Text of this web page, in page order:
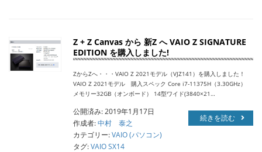
Z + Z Canvas から 新Z へ VAIO Z SIGNATURE
EDITION を購入しました!
ZからZへ・・・VAIO Z 2021モデル（VJZ141）を購入しました！
VAIO Z 2021モデル 購入スペック Core i7-11375H（3.30GHz）
メモリー32GB（オンボード） 14型ワイド(3840×21…
続きを読む
公開済み: 2019年1月17日
作成者:中村 泰之
カテゴリー:VAIO (パソコン)
タグ:VAIO SX14